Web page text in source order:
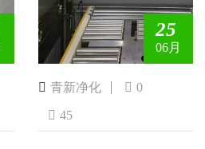
25
06月
青新净化 0
45